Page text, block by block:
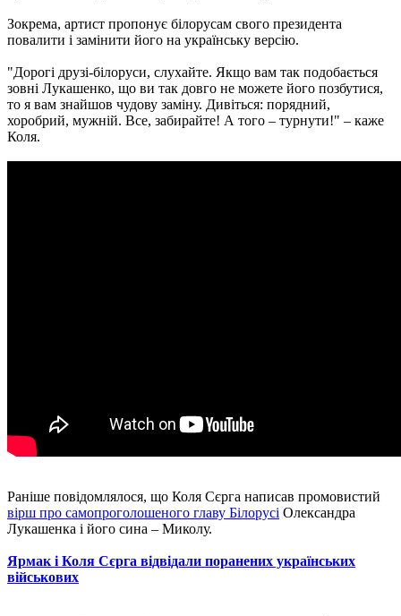
Зокрема, артист пропонує білорусам свого президента
повалити і замінити його на українську версію.
"Дорогі друзі-білоруси, слухайте. Якщо вам так подобається
зовні Лукашенко, що ви так довго не можете його позбутися,
то я вам знайшов чудову заміну. ​​Дивіться: порядний,
хоробрий, мужній. Все, забирайте! А того – турнути!" – каже
Коля.
Раніше повідомлялося, що Коля Сєрга написав промовистий
вірш про самопроголошеного главу Білорусі Олександра
Лукашенка і його сина – Миколу.
Ярмак і Коля Сєрга відвідали поранених українських
військових